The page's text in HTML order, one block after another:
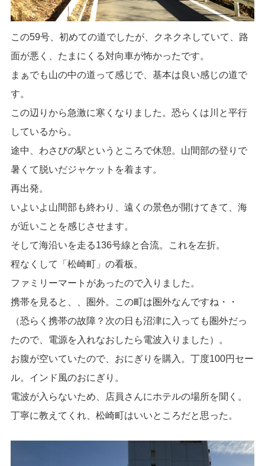
この59号、初めての道でしたが、クネクネしていて、路
面が悪く、たまにくる対向車が怖かったです。
まぁでも山の中の道って感じで、基本は良い感じの道で
す。
この辺りから急激に寒くなりました。恐らくは川と平行
しているから。
途中、わさびの駅というところで休憩。山間部の登りで
暑くて脱いだジャケットを着ます。
再出発。
いよいよ山間部も終わり、遠くの景色が開けてきて、海
が近いことを感じさせます。
そして海沿いを走る136号線と合流。これを左折。
程なくして「松崎町」の看板。
ファミリーマートがあったので入りました。
携帯を見ると、、圏外。この町は圏外なんですね・・
（恐らく携帯の故障？次の日も沼津に入っても圏外だっ
たので、電源を入れなおしたら電波入りました）。
お腹が空いていたので、おにぎりを購入。丁度100円セー
ル。インド風のおにぎり。
電波が入らないため、店員さんにホテルの場所を聞く。
丁寧に教えてくれ、松崎町はいいところだと思った。